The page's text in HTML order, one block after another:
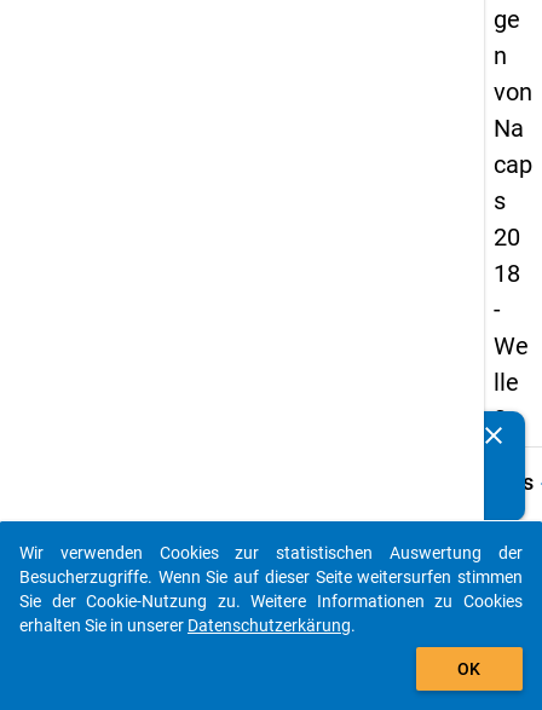
ge
n
von
Na
cap
s
20
18
-
We
lle
3
Details
A12
clear
auto_stories
add_shopping_cart
Wir verwenden Cookies zur statistischen Auswertung der
Besucherzugriffe. Wenn Sie auf dieser Seite weitersurfen stimmen
Sie der Cookie-Nutzung zu. Weitere Informationen zu Cookies
erhalten Sie in unserer Datenschutzerkärung.
OK